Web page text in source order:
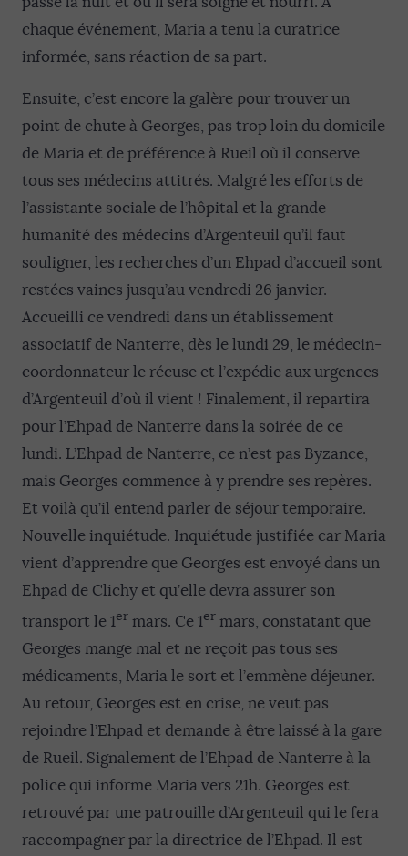
chaque événement, Maria a tenu la curatrice
informée, sans réaction de sa part.
Ensuite, c’est encore la galère pour trouver un
point de chute à Georges, pas trop loin du domicile
de Maria et de préférence à Rueil où il conserve
tous ses médecins attitrés. Malgré les efforts de
l’assistante sociale de l’hôpital et la grande
humanité des médecins d’Argenteuil qu’il faut
souligner, les recherches d’un Ehpad d’accueil sont
restées vaines jusqu’au vendredi 26 janvier.
Accueilli ce vendredi dans un établissement
associatif de Nanterre, dès le lundi 29, le médecin-
coordonnateur le récuse et l’expédie aux urgences
d’Argenteuil d’où il vient ! Finalement, il repartira
pour l’Ehpad de Nanterre dans la soirée de ce
lundi. L’Ehpad de Nanterre, ce n’est pas Byzance,
mais Georges commence à y prendre ses repères.
Et voilà qu’il entend parler de séjour temporaire.
Nouvelle inquiétude. Inquiétude justifiée car Maria
vient d’apprendre que Georges est envoyé dans un
Ehpad de Clichy et qu’elle devra assurer son
transport le 1er mars. Ce 1er mars, constatant que
Georges mange mal et ne reçoit pas tous ses
médicaments, Maria le sort et l’emmène déjeuner.
Au retour, Georges est en crise, ne veut pas
rejoindre l’Ehpad et demande à être laissé à la gare
de Rueil. Signalement de l’Ehpad de Nanterre à la
police qui informe Maria vers 21h. Georges est
retrouvé par une patrouille d’Argenteuil qui le fera
raccompagner par la directrice de l’Ehpad. Il est